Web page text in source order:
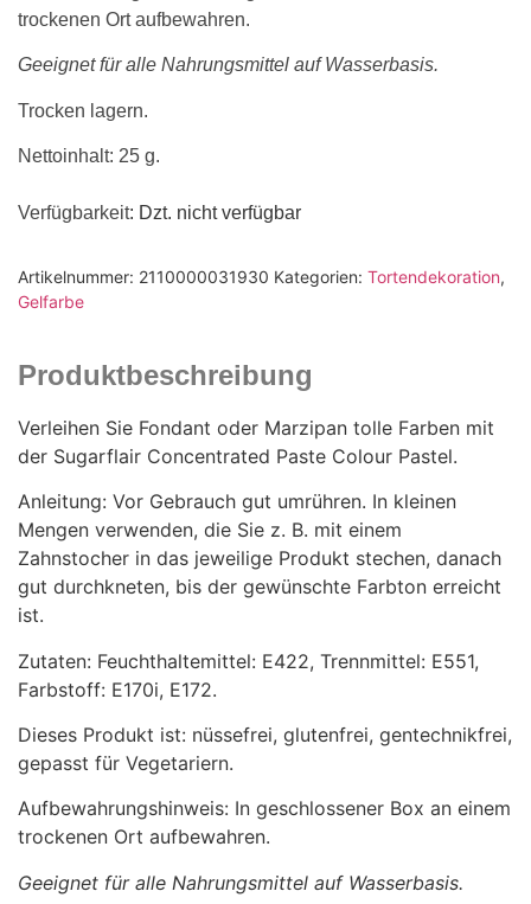
trockenen Ort aufbewahren.
Geeignet für alle Nahrungsmittel auf Wasserbasis.
Trocken lagern.
Nettoinhalt: 25 g.
Verfügbarkeit: Dzt. nicht verfügbar
Artikelnummer: 2110000031930 Kategorien: Tortendekoration,
Gelfarbe
Produktbeschreibung
Verleihen Sie Fondant oder Marzipan tolle Farben mit
der Sugarflair Concentrated Paste Colour Pastel.
Anleitung: Vor Gebrauch gut umrühren. In kleinen
Mengen verwenden, die Sie z. B. mit einem
Zahnstocher in das jeweilige Produkt stechen, danach
gut durchkneten, bis der gewünschte Farbton erreicht
ist.
Zutaten: Feuchthaltemittel: E422, Trennmittel: E551,
Farbstoff: E170i, E172.
Dieses Produkt ist: nüssefrei, glutenfrei, gentechnikfrei,
gepasst für Vegetariern.
Aufbewahrungshinweis: In geschlossener Box an einem
trockenen Ort aufbewahren.
Geeignet für alle Nahrungsmittel auf Wasserbasis.